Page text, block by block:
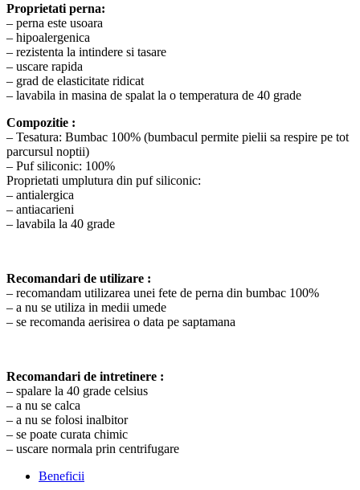
Proprietati perna:
– perna este usoara
– hipoalergenica
– rezistenta la intindere si tasare
– uscare rapida
– grad de elasticitate ridicat
– lavabila in masina de spalat la o temperatura de 40 grade
Compozitie :
– Tesatura: Bumbac 100% (bumbacul permite pielii sa respire pe tot
parcursul noptii)
– Puf siliconic: 100%
Proprietati umplutura din puf siliconic:
– antialergica
– antiacarieni
– lavabila la 40 grade
Recomandari de utilizare :
– recomandam utilizarea unei fete de perna din bumbac 100%
– a nu se utiliza in medii umede
– se recomanda aerisirea o data pe saptamana
Recomandari de intretinere :
– spalare la 40 grade celsius
– a nu se calca
– a nu se folosi inalbitor
– se poate curata chimic
– uscare normala prin centrifugare
Beneficii